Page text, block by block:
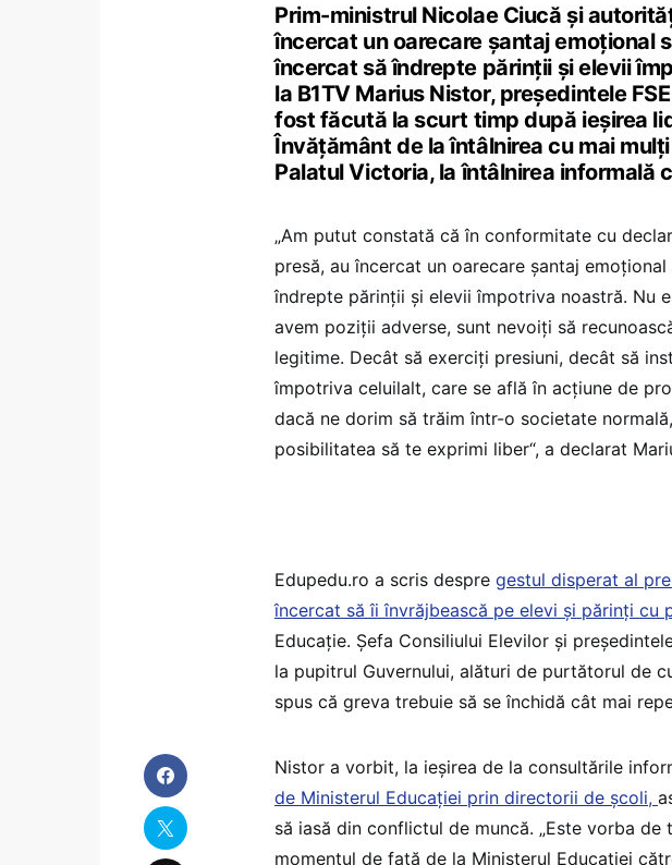
Prim-ministrul Nicolae Ciucă și
încercat un oarecare șantaj emoțional
încercat să îndrepte părinții și elevii
la B1TV Marius Nistor, președintele
fost făcută la scurt timp după ieșirea
Învățământ de la întâlnirea cu mai
Palatul Victoria, la întâlnirea informală
„Am putut constată că în conformitate cu
presă, au încercat un oarecare șantaj
îndrepte părinții și elevii împotriva noastră. Nu
avem poziții adverse, sunt nevoiți să
legitime. Decât să exerciți presiuni, decât să
împotriva celuilalt, care se află în acțiune de
dacă ne dorim să trăim într-o societate
posibilitatea să te exprimi liber“, a declarat
Edupedu.ro a scris despre gestul disperat al
încercat să îi învrăjbească pe elevi și părinți cu
Educație. Șefa Consiliului Elevilor și
la pupitrul Guvernului, alături de purtătorul de
spus că greva trebuie să se închidă cât mai
Nistor a vorbit, la ieșirea de la consultările
de Ministerul Educației prin directorii de școli,
să iasă din conflictul de muncă. „Este vorba
momentul de față de la Ministerul Educației